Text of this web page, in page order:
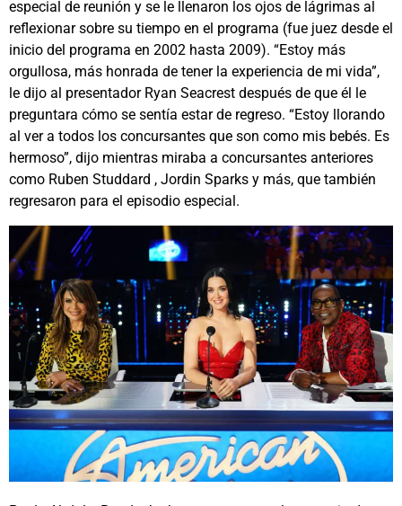
especial de reunión y se le llenaron los ojos de lágrimas al
reflexionar sobre su tiempo en el programa (fue juez desde el
inicio del programa en 2002 hasta 2009). “Estoy más
orgullosa, más honrada de tener la experiencia de mi vida”,
le dijo al presentador Ryan Seacrest después de que él le
preguntara cómo se sentía estar de regreso. “Estoy llorando
al ver a todos los concursantes que son como mis bebés. Es
hermoso”, dijo mientras miraba a concursantes anteriores
como Ruben Studdard , Jordin Sparks y más, que también
regresaron para el episodio especial.